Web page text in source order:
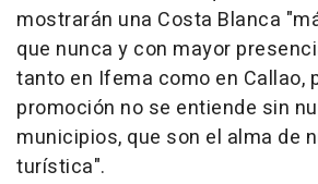
mostrarán una Costa Blanca
que nunca y con mayor
tanto en Ifema como en Callao,
promoción no se entiende sin
municipios, que son el alma de
turística".